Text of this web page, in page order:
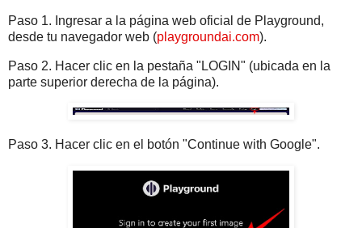
Paso 1. Ingresar a la página web oficial de Playground,
desde tu navegador web (playgroundai.com).
Paso 2. Hacer clic en la pestaña "LOGIN" (ubicada en la
parte superior derecha de la página).
Paso 3. Hacer clic en el botón "Continue with Google".